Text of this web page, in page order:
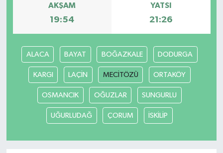
AKŞAM
19:54
YATSI
21:26
ALACA BAYAT BOĞAZKALE DODURGA
KARGI LAÇİN MECİTÖZÜ ORTAKÖY
OSMANCIK OĞUZLAR SUNGURLU
UĞURLUDAĞ ÇORUM İSKİLİP